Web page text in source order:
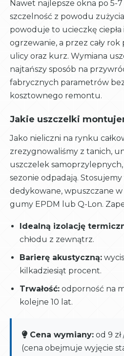
Nawet najlepsze okna po 5-
szczelność z powodu
powoduje to ucieczkę ciepła
ogrzewanie, a przez cały rok
ulicy oraz kurz. Wymiana
najtańszy sposób na
fabrycznych parametrów
kosztownego remontu.
Jakie uszczelki
Jako nieliczni na rynku
zrezygnowaliśmy z tanich,
uszczelek
sezonie odpadają. Stosujemy
dedykowane, wpuszczane
gumy EPDM lub Q-Lon.
Idealną izolację
chłodu z zewnątrz.
Barierę akustyczną:
kilkadziesiąt procent.
Trwałość: odporność na
kolejne 10 lat.
Cena wymiany: od 9
(cena obejmuje wyjęcie